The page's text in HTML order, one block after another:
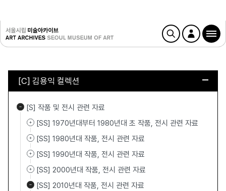
[C] 김용익 컬렉션
[S] 작품 및 전시 관련 자료
[SS] 1970년대부터 1980년대 초 작품, 전시 관련 자료
[SS] 1980년대 작품, 전시 관련 자료
[SS] 1990년대 작품, 전시 관련 자료
[SS] 2000년대 작품, 전시 관련 자료
[SS] 2010년대 작품, 전시 관련 자료